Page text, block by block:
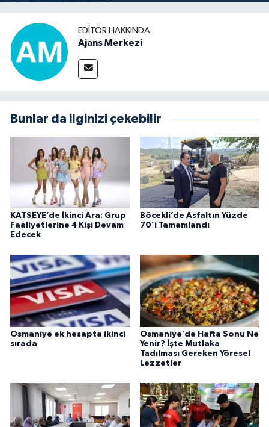
EDITÖR HAKKINDA
Ajans Merkezi
Bunlar da ilginizi çekebilir
KATSEYE’de İkinci Ara: Grup
Faaliyetlerine 4 Kişi Devam
Edecek
Böcekli’de Asfaltın Yüzde
70’i Tamamlandı
Osmaniye ek hesapta ikinci
sırada
Osmaniye’de Hafta Sonu Ne
Yenir? İşte Mutlaka
Tadılması Gereken Yöresel
Lezzetler